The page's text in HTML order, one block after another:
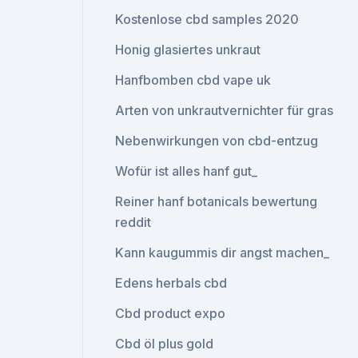
Kostenlose cbd samples 2020
Honig glasiertes unkraut
Hanfbomben cbd vape uk
Arten von unkrautvernichter für gras
Nebenwirkungen von cbd-entzug
Wofür ist alles hanf gut_
Reiner hanf botanicals bewertung
reddit
Kann kaugummis dir angst machen_
Edens herbals cbd
Cbd product expo
Cbd öl plus gold